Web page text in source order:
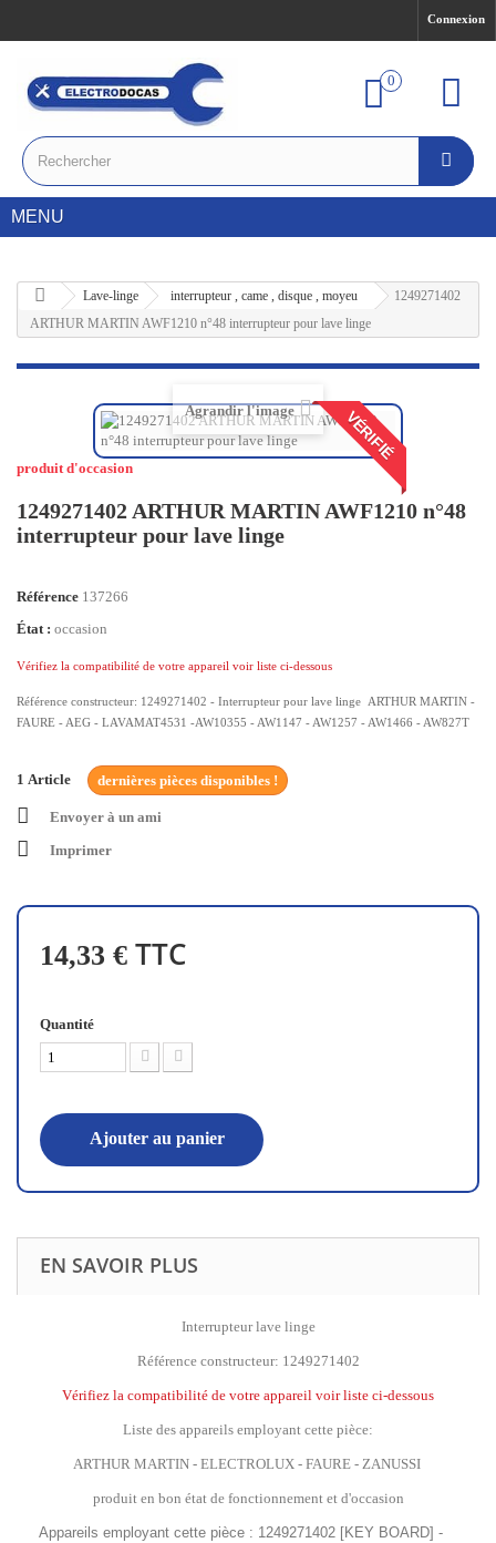
Connexion
0
MENU
Lave-linge interrupteur , came , disque , moyeu
1249271402
ARTHUR MARTIN AWF1210 n°48 interrupteur pour lave linge
VÉRIFIÉ
Agrandir l'image
produit d'occasion
1249271402 ARTHUR MARTIN AWF1210 n°48
interrupteur pour lave linge
Référence 137266
État : occasion
Vérifiez la compatibilité de votre appareil voir liste ci-dessous
Référence constructeur: 1249271402 - Interrupteur pour lave linge ARTHUR MARTIN -
FAURE - AEG - LAVAMAT4531 -AW10355 - AW1147 - AW1257 - AW1466 - AW827T
1 Article dernières pièces disponibles !
Envoyer à un ami
Imprimer
14,33 € TTC
Quantité
Ajouter au panier
EN SAVOIR PLUS
Interrupteur lave linge
Référence constructeur: 1249271402
Vérifiez la compatibilité de votre appareil voir liste ci-dessous
Liste des appareils employant cette pièce:
ARTHUR MARTIN - ELECTROLUX - FAURE - ZANUSSI
produit en bon état de fonctionnement et d'occasion
Appareils employant cette pièce : 1249271402 [KEY BOARD] -